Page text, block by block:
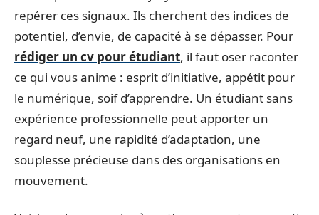
repérer ces signaux. Ils cherchent des indices de
potentiel, d’envie, de capacité à se dépasser. Pour
rédiger un cv pour étudiant, il faut oser raconter
ce qui vous anime : esprit d’initiative, appétit pour
le numérique, soif d’apprendre. Un étudiant sans
expérience professionnelle peut apporter un
regard neuf, une rapidité d’adaptation, une
souplesse précieuse dans des organisations en
mouvement.